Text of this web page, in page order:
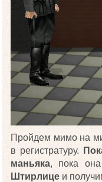
Пройдем мимо на
в регистратуру.
маньяка, пока она
Штирлице и